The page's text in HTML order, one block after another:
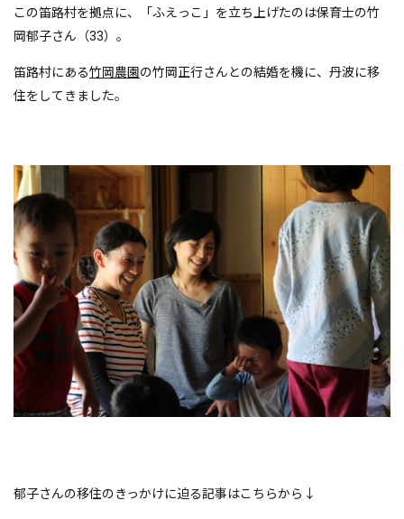
この笛路村を拠点に、「ふえっこ」を立ち上げたのは保育士の竹
岡郁子さん（33）。
笛路村にある竹岡農園の竹岡正行さんとの結婚を機に、丹波に移
住をしてきました。
郁子さんの移住のきっかけに迫る記事はこちらから↓